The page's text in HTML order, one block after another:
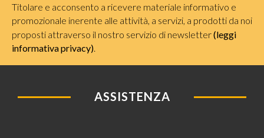
Titolare e acconsento a ricevere materiale informativo e
promozionale inerente alle attività, a servizi, a prodotti da noi
proposti attraverso il nostro servizio di newsletter(leggi
informativa privacy)
ASSISTENZA